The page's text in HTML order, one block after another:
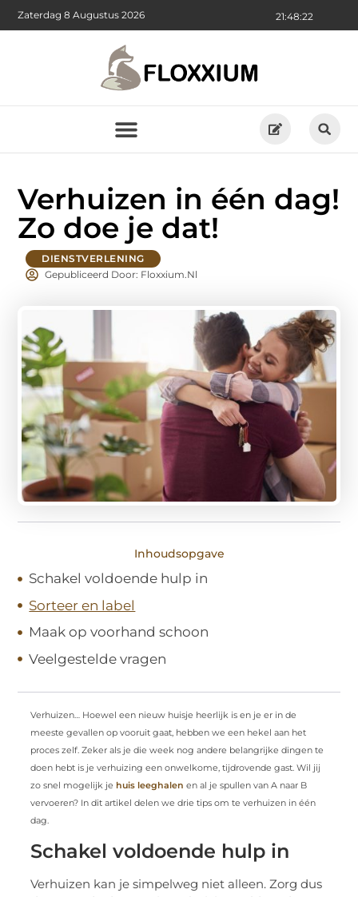
21:48:23
Zaterdag 8 Augustus 2026
Verhuizen in één dag!
Zo doe je dat!
DIENSTVERLENING
Gepubliceerd Door: Floxxium.nl
Inhoudsopgave
Schakel voldoende hulp in
Sorteer en label
Maak op voorhand schoon
Veelgestelde vragen
Verhuizen… Hoewel een nieuw huisje heerlijk is en je er in de
meeste gevallen op vooruit gaat, hebben we een hekel aan het
proces zelf. Zeker als je die week nog andere belangrijke dingen te
doen hebt is je verhuizing een onwelkome, tijdrovende gast. Wil jij
zo snel mogelijk je huis leeghalen en al je spullen van A naar B
vervoeren? In dit artikel delen we drie tips om te verhuizen in één
dag.
Schakel voldoende hulp in
Verhuizen kan je simpelweg niet alleen. Zorg dus